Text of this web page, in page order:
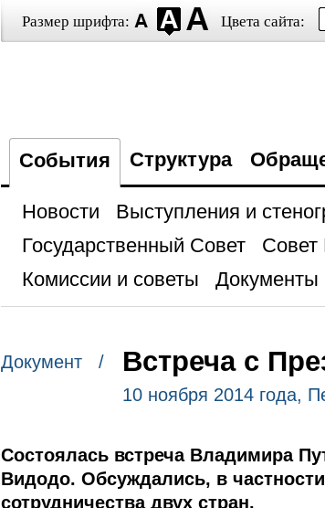
Размер шрифта: Цвета сайта:
События Структура
Новости Выступления и
Государственный Совет
Совет
Комиссии и советы
Документы
Документ / Встреча с
10 ноября 2014 года,
Состоялась встреча Владимира
Видодо. Обсуждались, в
сотрудничества двух стран.